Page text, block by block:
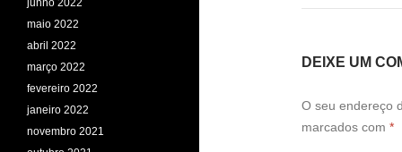
DEIXE UM
O seu endereço
marcados com *
junho 2022
maio 2022
abril 2022
março 2022
fevereiro 2022
janeiro 2022
novembro 2021